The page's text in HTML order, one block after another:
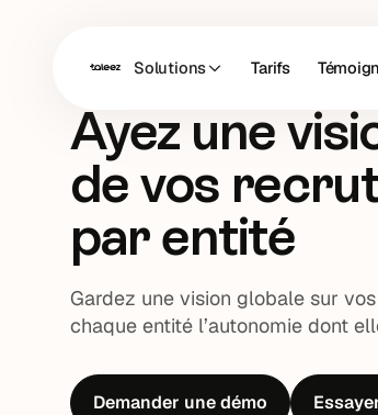
Solutions Tarifs
Ayez une
de vos
parentité
Gardez une vision globale sur
chaque entité l’autonomie dont
Demander une démo